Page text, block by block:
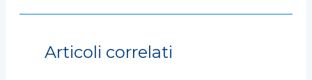
c
b
i
t
a
s
a
l
n
i
Articoli correlati